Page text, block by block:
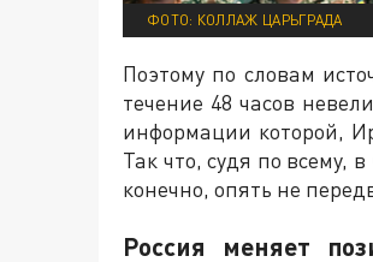
ФОТО: КОЛЛАЖ ЦАРЬГРАДА
Поэтому по словам
течение 48 часов
информации которой,
Так что, судя по всему,
конечно, опять не
Россия меняет